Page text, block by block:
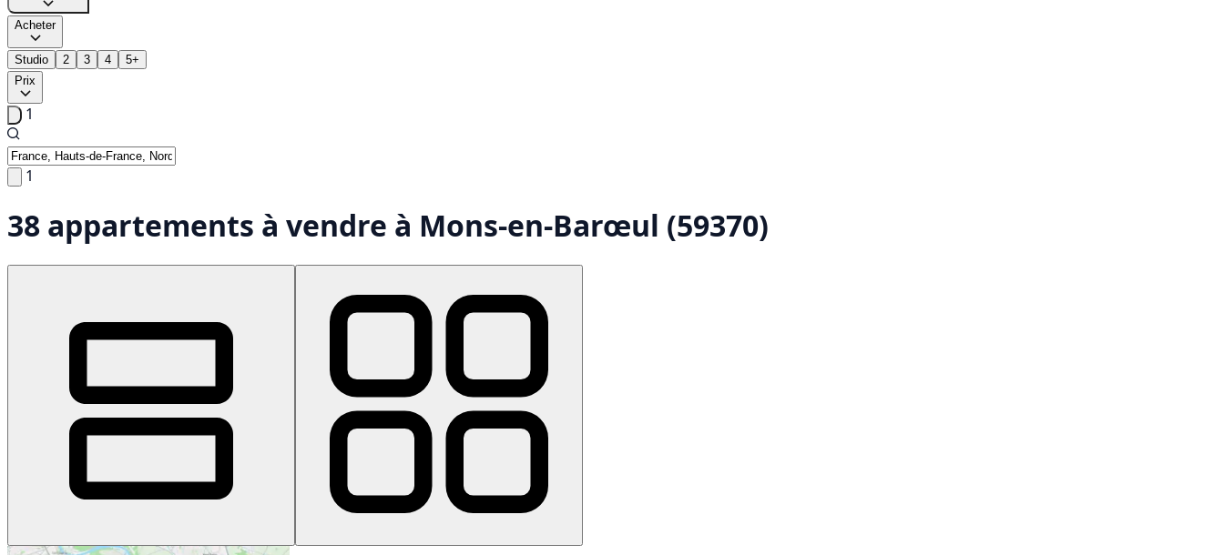
Acheter
Studio 2 3 4
5+
Prix
1
1
38 appartements à vendre à Mons-en-Barœul (59370)